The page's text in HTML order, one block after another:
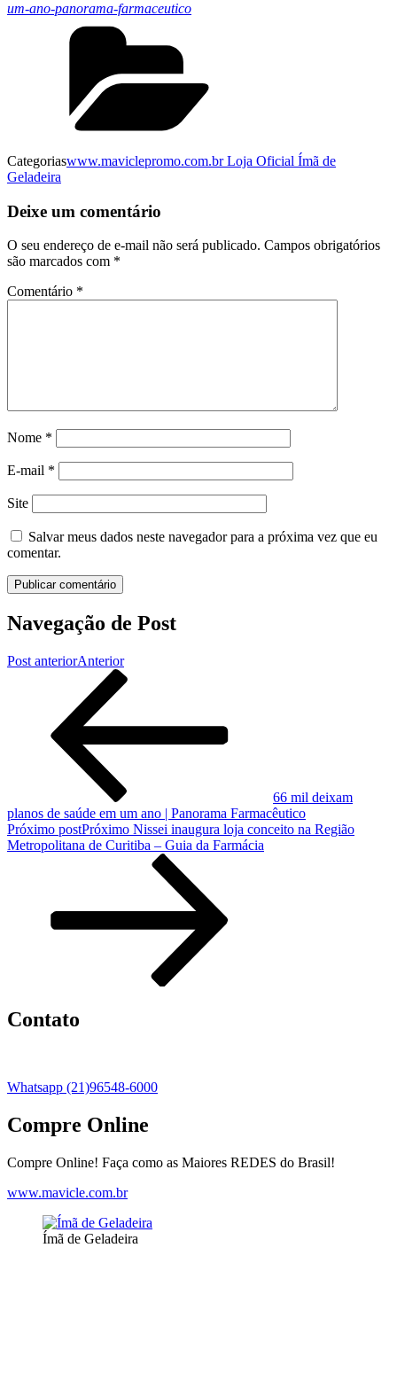
um-ano-panorama-farmaceutico
Categoriaswww.maviclepromo.com.br Loja Oficial Ímã de
Geladeira
Deixe um comentário
O seu endereço de e-mail não será publicado. Campos obrigatórios
são marcados com *
Comentário *
Nome *
E-mail *
Site
Salvar meus dados neste navegador para a próxima vez que eu
comentar.
Navegação de Post
Post anteriorAnterior
66 mil deixam
planos de saúde em um ano | Panorama Farmacêutico
Próximo postPróximo Nissei inaugura loja conceito na Região
Metropolitana de Curitiba – Guia da Farmácia
Contato
Whatsapp (21)96548-6000
Compre Online
Compre Online! Faça como as Maiores REDES do Brasil!
www.mavicle.com.br
Ímã de Geladeira